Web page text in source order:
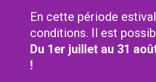
En cette période
conditions. Il est
Du 1er juillet au 31
!